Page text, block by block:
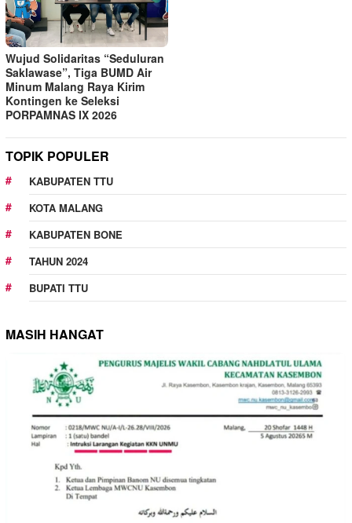
Wujud Solidaritas “Seduluran
Saklawase”, Tiga BUMD Air
Minum Malang Raya Kirim
Kontingen ke Seleksi
PORPAMNAS IX 2026
TOPIK POPULER
KABUPATEN TTU
KOTA MALANG
KABUPATEN BONE
TAHUN 2024
BUPATI TTU
MASIH HANGAT